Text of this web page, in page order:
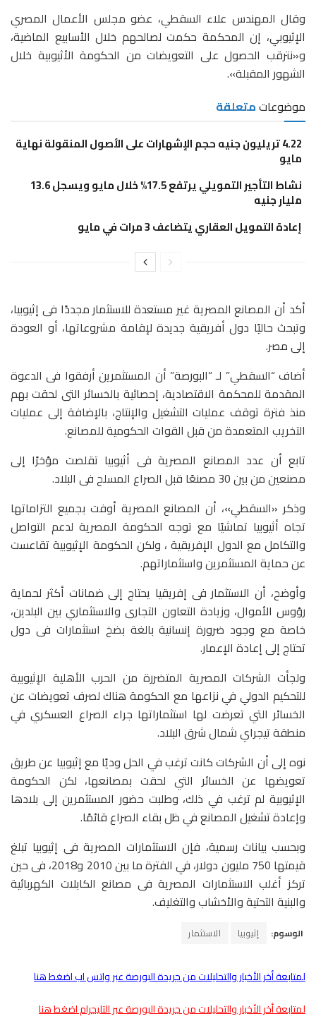
وقال المهندس علاء السقطي، عضو مجلس الأعمال المصري
الإثيوبي، إن المحكمة حكمت لصالحهم خلال الأسابيع الماضية،
و«نترقب الحصول على التعويضات من الحكومة الأثيوبية خلال
الشهور المقبلة».
موضوعاتمتعلقة
4.22 تريليون جنيه حجم الإشهارات على الأصول المنقولة نهاية
مايو
نشاط التأجير التمويلي يرتفع 17.5% خلال مايو ويسجل 13.6
مليار جنيه
إعادة التمويل العقاري يتضاعف 3 مرات في مايو
أكد أن المصانع المصرية غير مستعدة للاستثمار مجددًا فى إثيوبيا،
وتبحث حاليًا دول أفريقية جديدة لإقامة مشروعاتها، أو العودة
إلى مصر.
أضاف “السقطي” لـ “البورصة” أن المستثمرين أرفقوا فى الدعوة
المقدمة للمحكمة الاقتصادية، إحصائية بالخسائر التى لحقت بهم
منذ فترة توقف عمليات التشغيل والإنتاج، بالإضافة إلى عمليات
التخريب المتعمدة من قبل القوات الحكومية للمصانع.
تابع أن عدد المصانع المصرية فى أثيوبيا تقلصت مؤخرًا إلى
مصنعين من بين 30 مصنعًا قبل الصراع المسلح فى البلاد.
وذكر «السقطي»، أن المصانع المصرية أوفت بجميع التزاماتها
تجاه أثيوبيا تماشيًا مع توجه الحكومة المصرية لدعم التواصل
والتكامل مع الدول الإفريقية ، ولكن الحكومة الإثيوبية تقاعست
عن حماية المستثمرين واستثماراتهم.
وأوضح، أن الاستثمار فى إفريقيا يحتاج إلى ضمانات أكثر لحماية
رؤوس الأموال، وزيادة التعاون التجارى والاستثماري بين البلدين،
خاصة مع وجود ضرورة إنسانية بالغة بضخ استثمارات فى دول
تحتاج إلى إعادة الإعمار.
ولجأت الشركات المصرية المتضررة من الحرب الأهلية الإثيوبية
للتحكيم الدولي في نزاعها مع الحكومة هناك لصرف تعويضات عن
الخسائر التي تعرضت لها استثماراتها جراء الصراع العسكري في
منطقة تيجراي شمال شرق البلاد.
نوه إلى أن الشركات كانت ترغب في الحل وديًا مع إثيوبيا عن طريق
تعويضها عن الخسائر التي لحقت بمصانعها، لكن الحكومة
الإثيوبية لم ترغب في ذلك، وطلبت حضور المستثمرين إلى بلادها
وإعادة تشغيل المصانع في ظل بقاء الصراع قائمًا.
وبحسب بيانات رسمية، فإن الاستثمارات المصرية فى إثيوبيا تبلغ
قيمتها 750 مليون دولار، في الفترة ما بين 2010 و2018، فى حين
تركز أغلب الاستثمارات المصرية فى مصانع الكابلات الكهربائية
والبنية التحتية والأخشاب والتغليف.
الوسوم: إثيوبيا الاستثمار
لمتابعة أخر الأخبار والتحليلات من جريدة البورصة عبر واتس اب اضغط هنا
لمتابعة أخر الأخبار والتحليلات من جريدة البورصة عبر التليجرام اضغط هنا